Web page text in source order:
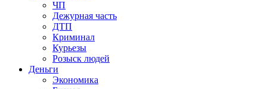
ЧП
Дежурная часть
ДТП
Криминал
Курьезы
Розыск людей
Деньги
Экономика